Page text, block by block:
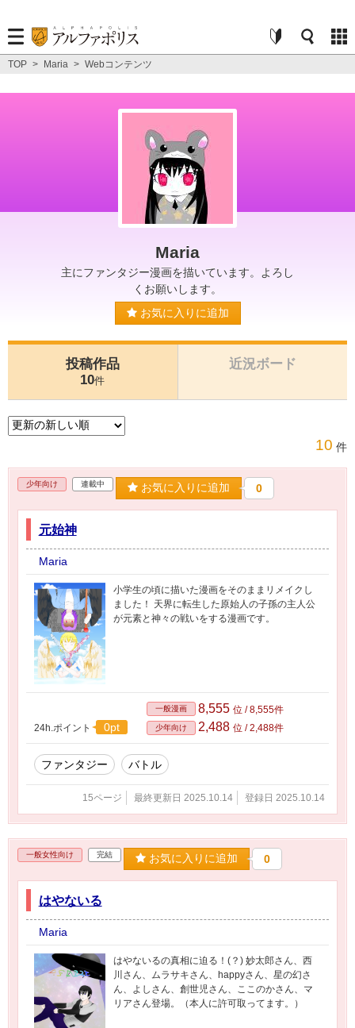
TOP > Maria > Webコンテンツ
Maria
主にファンタジー漫画を描いています。よろし
くお願いします。
お気に入りに追加
投稿作品
10件
近況ボード
10 件
少年向け 連載中 お気に入りに追加 0
元始神
Maria
小学生の頃に描いた漫画をそのままリメイクし
ました！ 天界に転生した原始人の子孫の主人公
が元素と神々の戦いをする漫画です。
24h.ポイント 0pt
一般漫画 8,555 位 / 8,555件
少年向け 2,488 位 / 2,488件
ファンタジー バトル
15ページ 最終更新日 2025.10.14 登録日 2025.10.14
一般女性向け 完結 お気に入りに追加 0
はやないる
Maria
はやないるの真相に迫る！(？) 妙太郎さん、西
川さん、ムラサキさん、happyさん、星の幻さ
ん、よしさん、創世児さん、ここのかさん、マ
リアさん登場。（本人に許可取ってます。）